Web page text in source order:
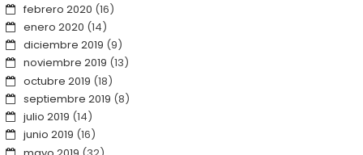
febrero 2020 (16)
enero 2020 (14)
diciembre 2019 (9)
noviembre 2019 (13)
octubre 2019 (18)
septiembre 2019 (8)
julio 2019 (14)
junio 2019 (16)